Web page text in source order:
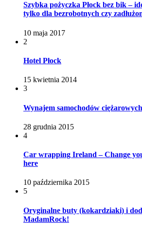
Szybka pożyczka Płock bez bik –
tylko dla bezrobotnych czy
10 maja 2017
2
Hotel Płock
15 kwietnia 2014
3
Wynajem samochodów
28 grudnia 2015
4
Car wrapping Ireland – Change
here
10 października 2015
5
Oryginalne buty (kokardziaki) i
MadamRock!